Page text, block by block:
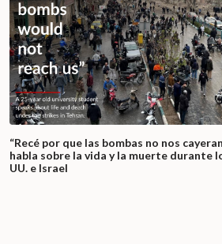
“Recé por que las bombas no nos
habla sobre la vida y la muerte durante
UU. e Israel